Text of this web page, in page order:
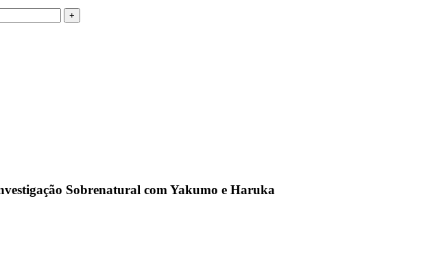
Sobrenatural com Yakumo e Haruka